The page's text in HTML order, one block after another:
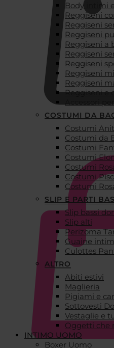
Body intimi
Reggiseni
Reggiseni
Reggiseni
Reggiseni a
Reggiseni
Reggiseni
Reggiseni
Reggiseni
Reggiseni e
Accessori
COSTUMI DA
Costumi
Costumi da
Costumi
Costumi
Costumi
Costumi
Costumi
SLIP E PARTI
Slip bassi
Slip alti
Perizoma
Guaine
Culottes
ALTRO
Abiti estivi
Maglieria
Pigiami e
Sottovesti
Vestaglie e
Oggetti che
INTIMO UOMO
Boxer Uomo